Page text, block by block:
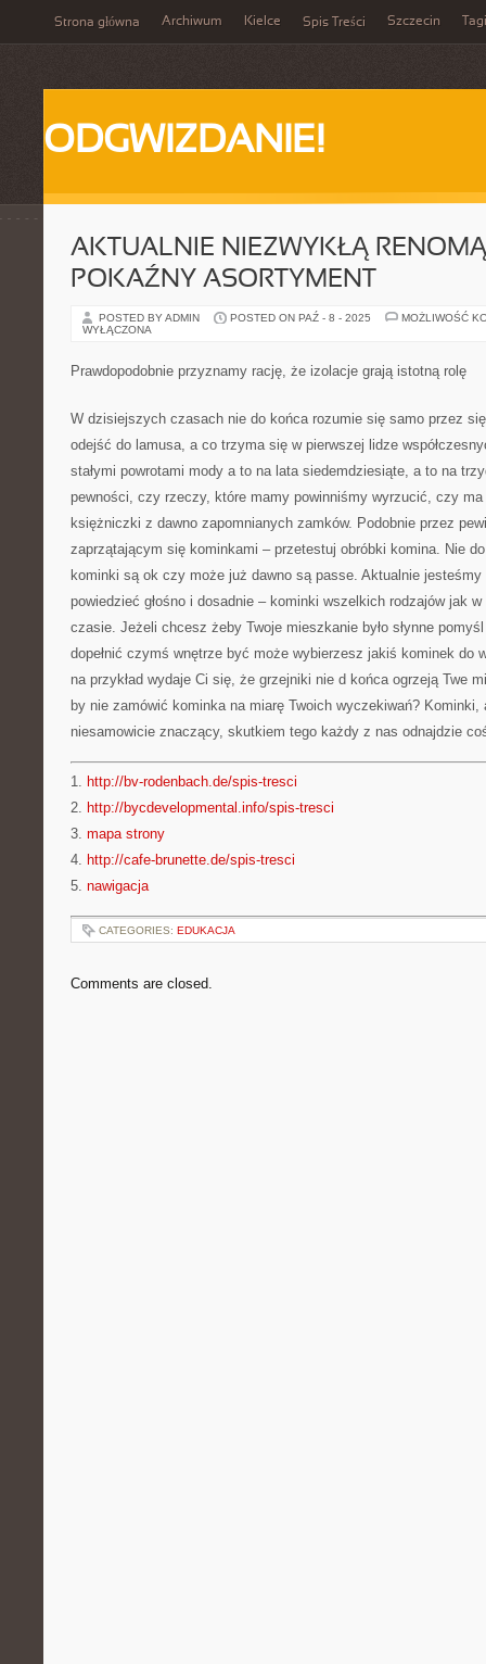
Strona główna Archiwum Kielce Spis Treści Szczecin Tagi
ODGWIZDANIE!
AKTUALNIE NIEZWYKŁĄ
POKAŹNY ASORTYMENT
POSTED BY ADMIN POSTED ON PAŹ - 8 - 2025
MOŻLIWOŚĆ
WYŁĄCZONA
Prawdopodobnie przyznamy rację, że izolacje grają istotną rolę
W dzisiejszych czasach nie do końca rozumie się samo przez
odejść do lamusa, a co trzyma się w pierwszej lidze
stałymi powrotami mody a to na lata siedemdziesiąte, a to na
pewności, czy rzeczy, które mamy powinniśmy wyrzucić, czy
księżniczki z dawno zapomnianych zamków. Podobnie przez
zaprzątającym się kominkami – przetestuj obróbki komina. Nie
kominki są ok czy może już dawno są passe. Aktualnie
powiedzieć głośno i dosadnie – kominki wszelkich rodzajów jak
czasie. Jeżeli chcesz żeby Twoje mieszkanie było słynne
dopełnić czymś wnętrze być może wybierzesz jakiś kominek do
na przykład wydaje Ci się, że grzejniki nie d końca ogrzeją Twe
by nie zamówić kominka na miarę Twoich wyczekiwań? Kominki,
niesamowicie znaczący, skutkiem tego każdy z nas odnajdzie
1. http://bv-rodenbach.de/spis-tresci
2. http://bycdevelopmental.info/spis-tresci
3. mapa strony
4. http://cafe-brunette.de/spis-tresci
5. nawigacja
CATEGORIES: EDUKACJA
Comments are closed.